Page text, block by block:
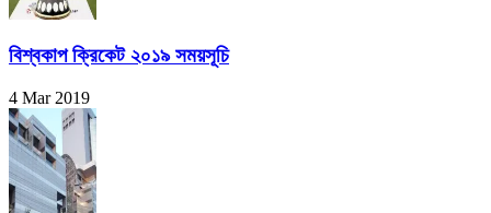
বিশ্বকাপ ক্রিকেট ২০১৯ সময়সূচি
4 Mar 2019